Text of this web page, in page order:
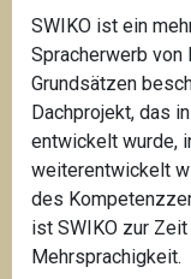
SWIKO ist ein
Spracherwerb von
Grundsätzen
Dachprojekt, das
entwickelt wurde,
weiterentwickelt
des
ist SWIKO zur
Mehrsprachigkeit.